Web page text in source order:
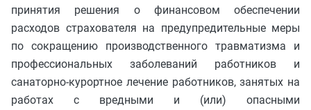
принятия решения о финансовом обеспечении
расходов страхователя на предупредительные меры
по сокращению производственного травматизма и
профессиональных заболеваний работников и
санаторно-курортное лечение работников, занятых на
работах с вредными и (или) опасными